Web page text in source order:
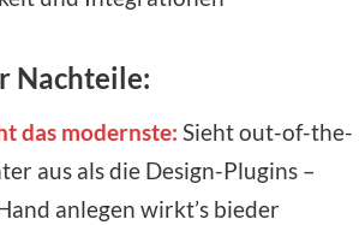
Nachteile:
das modernste: Sieht out-of-the-
aus als die Design-Plugins –
anlegen wirkt’s bieder